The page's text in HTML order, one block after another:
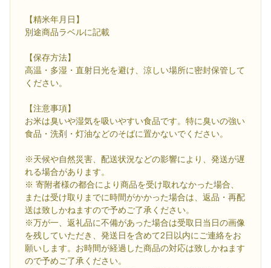
【精米年月日】
別途商品ラベルに記載
【保存方法】
高温・多湿・直射日光を避け、涼しい場所に密封保管して
ください。
【注意事項】
お米は臭いや湿気を吸いやすい食品です。特に臭いの強い
食品・洗剤・灯油などのそばに置かないでください。
※天候や自然災害、配送状況などの影響により、発送が遅
れる場合があります。
※ 寄附者様の都合により商品を受け取れなかった場合、
または受け取りまでに時間がかかった場合は、返品・再配
送は致しかねますので予めご了承ください。
※万が一、返礼品に不備があった場合は受取日当日の画像
を残していただき、発送日を含めて2日以内にご連絡をお
願いします。お時間が経過した商品の対応は致しかねます
ので予めご了承ください。